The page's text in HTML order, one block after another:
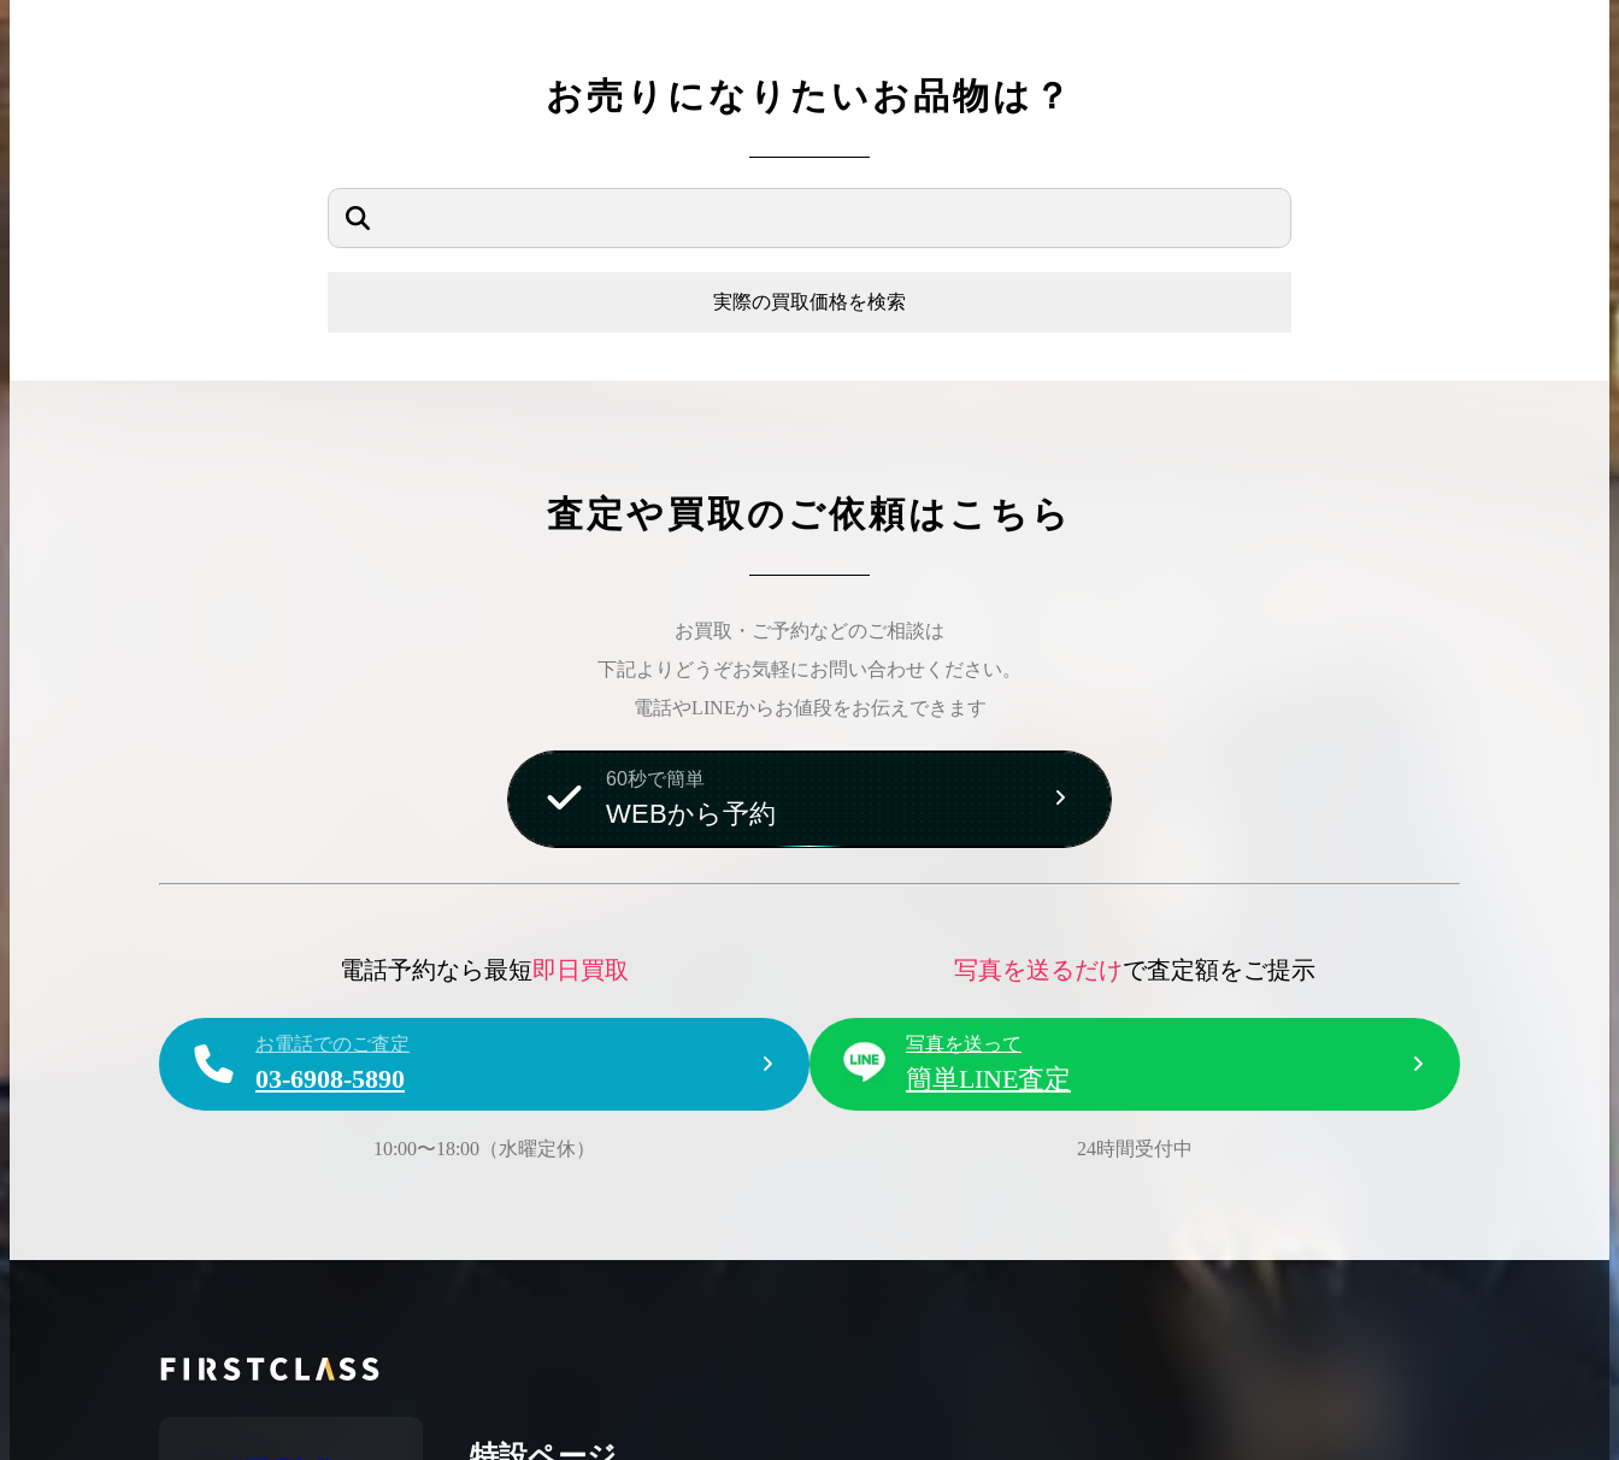
お売りになりたいお品物は？
実際の買取価格を検索
査定や買取のご依頼はこちら
お買取・ご予約などのご相談は
下記よりどうぞお気軽にお問い合わせください。
電話やLINEからお値段をお伝えできます
60秒で簡単
WEBから予約
電話予約なら最短即日買取
お電話でのご査定
03-6908-5890
10:00〜18:00（水曜定休）
写真を送るだけで査定額をご提示
写真を送って
簡単LINE査定
24時間受付中